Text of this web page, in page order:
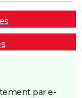
par e-